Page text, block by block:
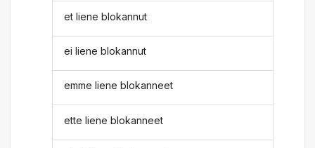
et liene blokannut
ei liene blokannut
emme liene blokanneet
ette liene blokanneet